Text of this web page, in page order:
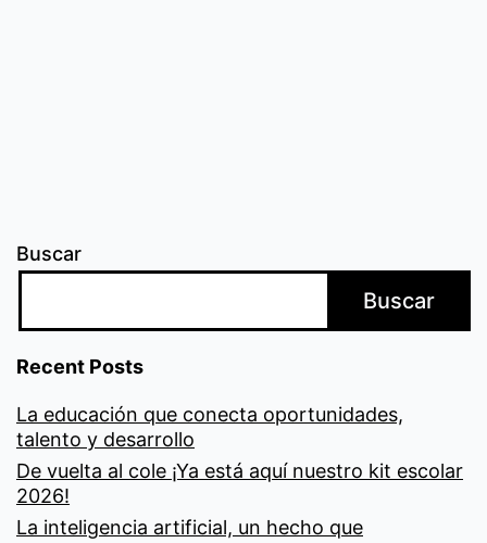
Buscar
Buscar
Recent Posts
La educación que conecta oportunidades,
talento y desarrollo
De vuelta al cole ¡Ya está aquí nuestro kit escolar
2026!
La inteligencia artificial, un hecho que